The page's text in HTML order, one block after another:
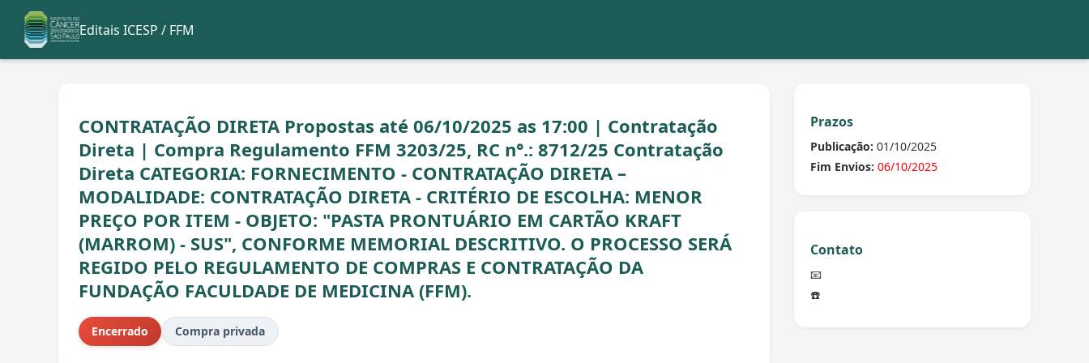
Editais ICESP / FFM
CONTRATAÇÃO DIRETA Propostas até 06/10/2025 as 17:00 | Contratação
Direta | Compra Regulamento FFM 3203/25, RC n°.: 8712/25 Contratação
Direta CATEGORIA: FORNECIMENTO - CONTRATAÇÃO DIRETA –
MODALIDADE: CONTRATAÇÃO DIRETA - CRITÉRIO DE ESCOLHA: MENOR
PREÇO POR ITEM - OBJETO: "PASTA PRONTUÁRIO EM CARTÃO KRAFT
(MARROM) - SUS", CONFORME MEMORIAL DESCRITIVO. O PROCESSO SERÁ
REGIDO PELO REGULAMENTO DE COMPRAS E CONTRATAÇÃO DA
FUNDAÇÃO FACULDADE DE MEDICINA (FFM).
Encerrado Compra privada
Prazos
Publicação: 01/10/2025
Fim Envios: 06/10/2025
Contato
📧
☎️